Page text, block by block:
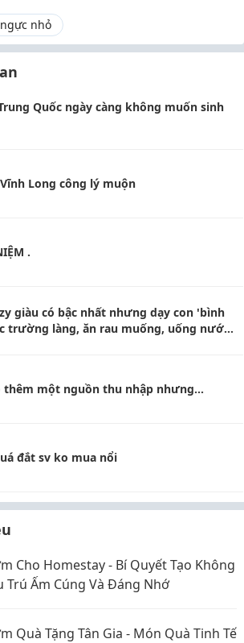
ngực nhỏ
Quốc ngày càng không muốn sinh
Long công lý muộn
.
giàu có bậc nhất nhưng dạy con 'bình
trường làng, ăn rau muống, uống nước
thêm một nguồn thu nhập nhưng...
đắt sv ko mua nổi
Cho Homestay - Bí Quyết Tạo Không
Trú Ấm Cúng Và Đáng Nhớ
Quà Tặng Tân Gia - Món Quà Tinh Tế